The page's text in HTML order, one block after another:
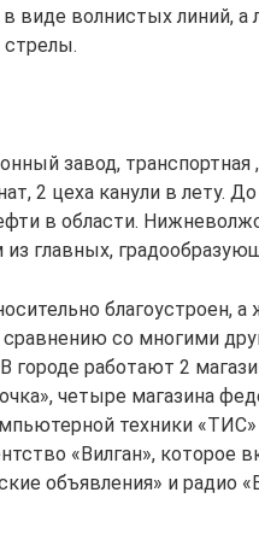
виде волнистых линий, а
завод,
2 цеха канули в лету.
в области.
главных,
благоустроен, а
со многими
городе работают 2
четыре магазина
техники «ТИС»
«Вилган», которое
объявления» и радио